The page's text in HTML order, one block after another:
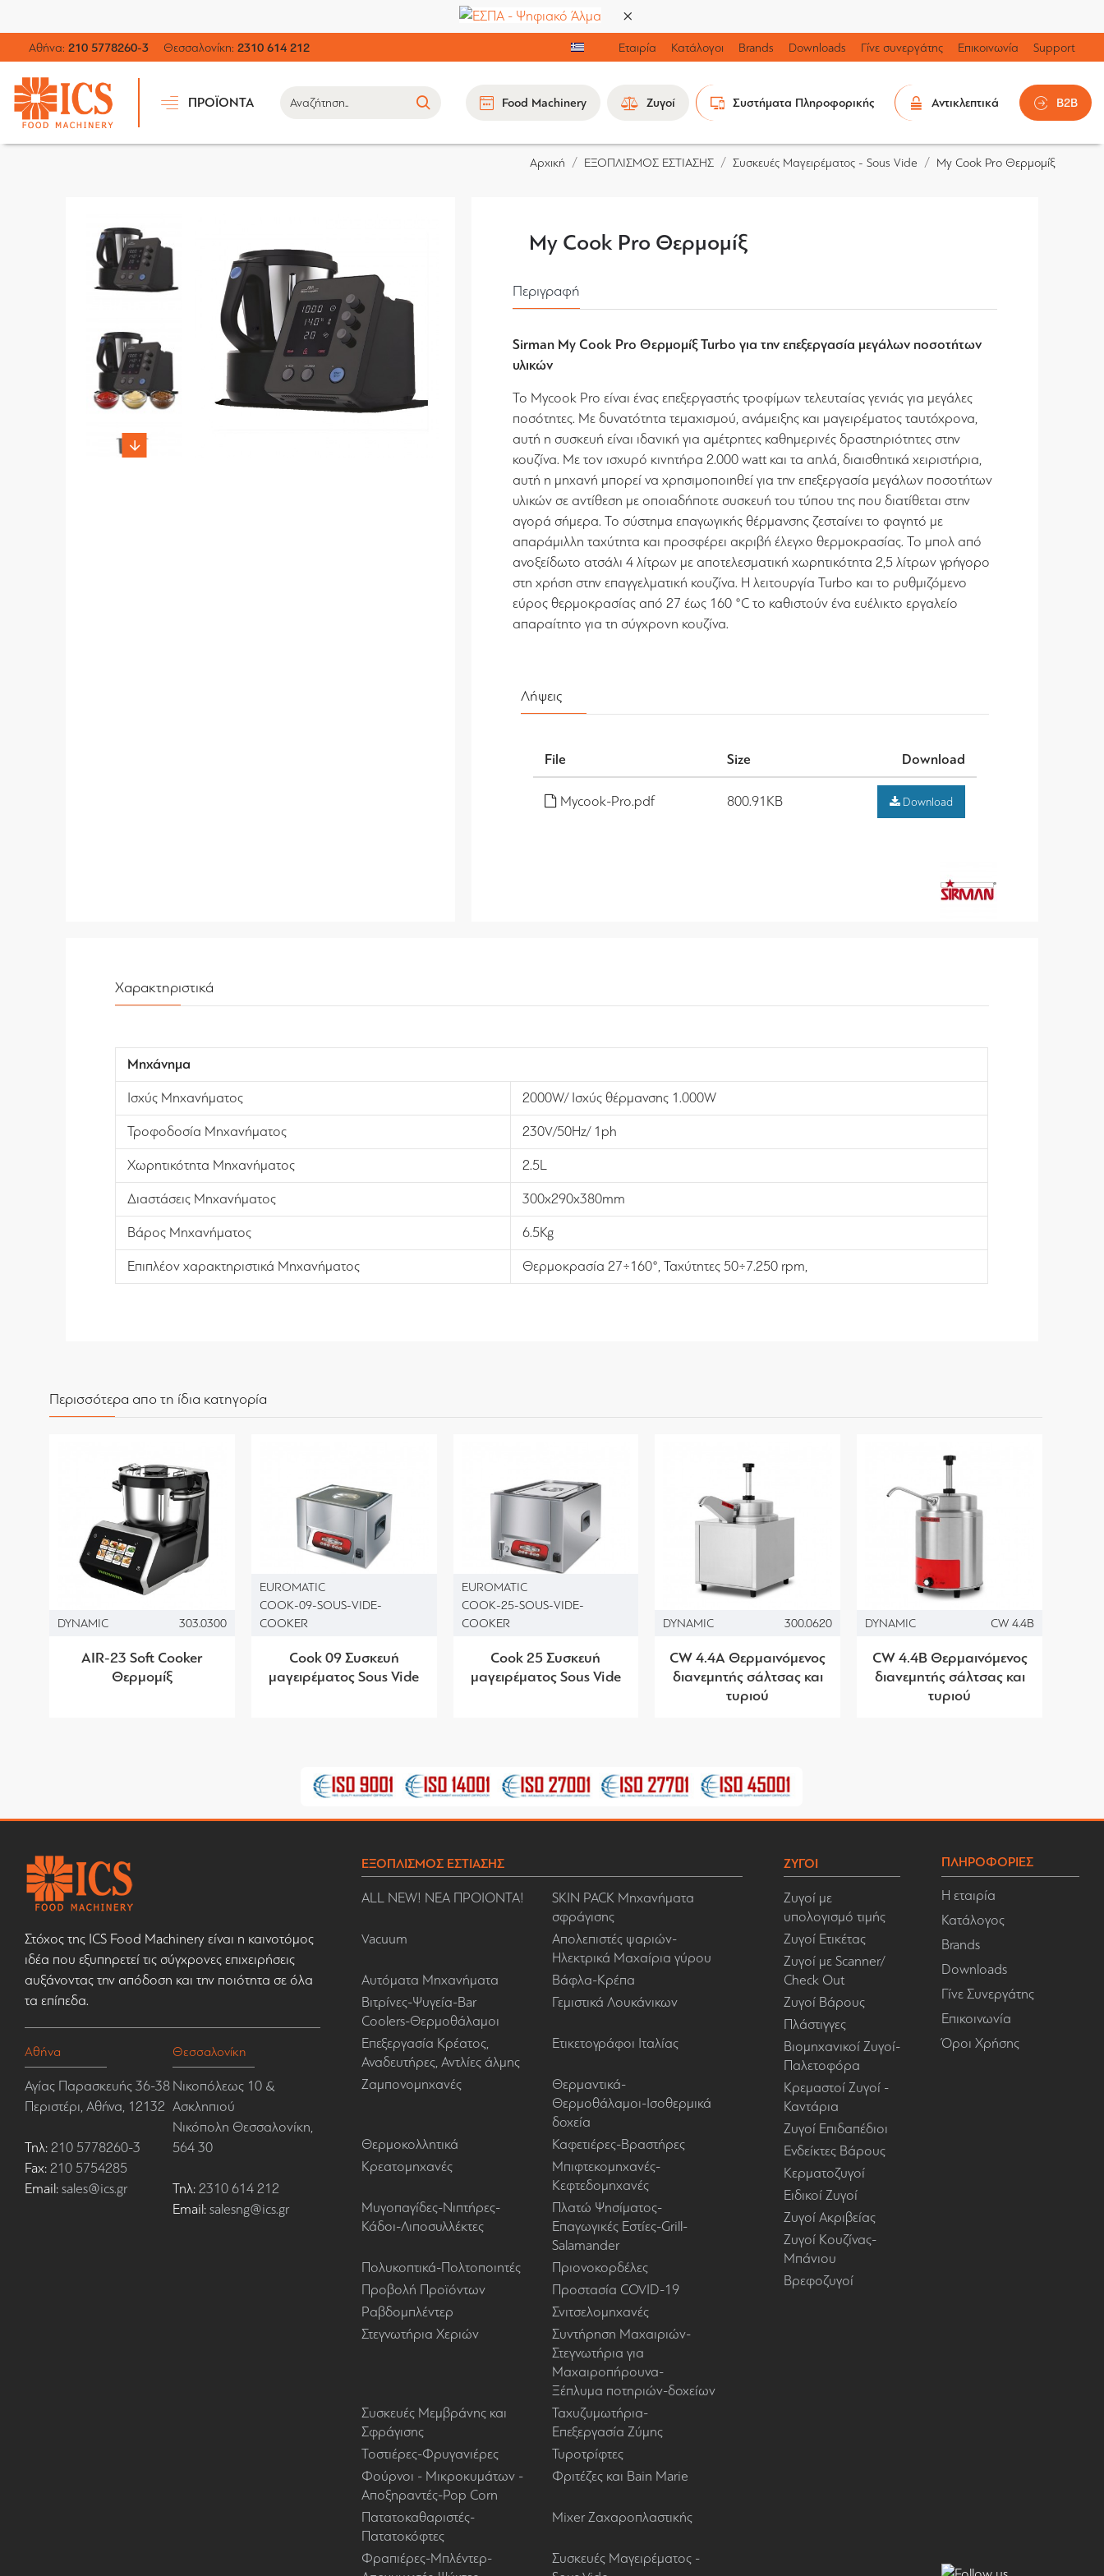
Αθήνα: 210 5778260-3 Θεσσαλονίκη: 2310 614 212 Εταιρία Κατάλογοι Brands Downloads Γίνε συνεργάτης Επικοινωνία Support
ΠΡΟΪΟΝΤΑ Food Machinery Ζυγοί Συστήματα Πληροφορικής Αντικλεπτικά B2B
Αρχική ΕΞΟΠΛΙΣΜΟΣ ΕΣΤΙΑΣΗΣ Συσκευές Μαγειρέματος - Sous Vide My Cook Pro Θερμομίξ
My Cook Pro Θερμομίξ
Περιγραφή
Sirman My Cook Pro Θερμομίξ Turbo για την επεξεργασία μεγάλων ποσοτήτων
υλικών
Το Mycook Pro είναι ένας επεξεργαστής τροφίμων τελευταίας γενιάς για μεγάλες
ποσότητες. Με δυνατότητα τεμαχισμού, ανάμειξης και μαγειρέματος ταυτόχρονα,
αυτή η συσκευή είναι ιδανική για αμέτρητες καθημερινές δραστηριότητες στην
κουζίνα. Με τον ισχυρό κινητήρα 2.000 watt και τα απλά, διαισθητικά χειριστήρια,
αυτή η μηχανή μπορεί να χρησιμοποιηθεί για την επεξεργασία μεγάλων ποσοτήτων
υλικών σε αντίθεση με οποιαδήποτε συσκευή του τύπου της που διατίθεται στην
αγορά σήμερα. Το σύστημα επαγωγικής θέρμανσης ζεσταίνει το φαγητό με
απαράμιλλη ταχύτητα και προσφέρει ακριβή έλεγχο θερμοκρασίας. Το μπολ από
ανοξείδωτο ατσάλι 4 λίτρων με αποτελεσματική χωρητικότητα 2,5 λίτρων γρήγορο
στη χρήση στην επαγγελματική κουζίνα. Η λειτουργία Turbo και το ρυθμιζόμενο
εύρος θερμοκρασίας από 27 έως 160 °C το καθιστούν ένα ευέλικτο εργαλείο
απαραίτητο για τη σύγχρονη κουζίνα.
Λήψεις
File Size Download
Mycook-Pro.pdf 800.91KB Download
Χαρακτηριστικά
Μηχάνημα
Ισχύς Μηχανήματος 2000W/ Ισχύς θέρμανσης 1.000W
Τροφοδοσία Μηχανήματος 230V/50Hz/ 1ph
Χωρητικότητα Μηχανήματος 2.5L
Διαστάσεις Μηχανήματος 300x290x380mm
Βάρος Μηχανήματος 6.5Kg
Επιπλέον χαρακτηριστικά Μηχανήματος Θερμοκρασία 27÷160°, Ταχύτητες 50÷7.250 rpm,
Περισσότερα απο τη ίδια κατηγορία
DYNAMIC 303.0300
AIR-23 Soft Cooker
Θερμομίξ
EUROMATIC
COOK-09-SOUS-VIDE-
COOKER
Cook 09 Συσκευή
μαγειρέματος Sous Vide
EUROMATIC
COOK-25-SOUS-VIDE-
COOKER
Cook 25 Συσκευή
μαγειρέματος Sous Vide
DYNAMIC 300.0620
CW 4.4A Θερμαινόμενος
διανεμητής σάλτσας και
τυριού
DYNAMIC CW 4.4B
CW 4.4B Θερμαινόμενος
διανεμητής σάλτσας και
τυριού
Στόχος της ICS Food Machinery είναι η καινοτόμος
ιδέα που εξυπηρετεί τις σύγχρονες επιχειρήσεις
αυξάνοντας την απόδοση και την ποιότητα σε όλα
τα επίπεδα.
Αθήνα
Αγίας Παρασκευής 36-38
Περιστέρι, Αθήνα, 12132
Τηλ: 210 5778260-3
Fax: 210 5754285
Email: sales@ics.gr
Θεσσαλονίκη
Νικοπόλεως 10 &
Ασκληπιού
Νικόπολη Θεσσαλονίκη,
564 30
Τηλ: 2310 614 212
Email: salesng@ics.gr
ΕΞΟΠΛΙΣΜΟΣ ΕΣΤΙΑΣΗΣ
ALL NEW! ΝΕΑ ΠΡΟΙΟΝΤΑ!
SKIN PACK Μηχανήματα
σφράγισης
Vacuum
Απολεπιστές ψαριών-
Ηλεκτρικά Μαχαίρια γύρου
Αυτόματα Μηχανήματα
Βάφλα-Κρέπα
Βιτρίνες-Ψυγεία-Bar
Coolers-Θερμοθάλαμοι
Γεμιστικά Λουκάνικων
Επεξεργασία Κρέατος,
Αναδευτήρες, Αντλίες άλμης
Ετικετογράφοι Ιταλίας
Ζαμπονομηχανές
Θερμαντικά-
Θερμοθάλαμοι-Ισοθερμικά
δοχεία
Θερμοκολλητικά
Καφετιέρες-Βραστήρες
Κρεατομηχανές
Μπιφτεκομηχανές-
Κεφτεδομηχανές
Μυγοπαγίδες-Νιπτήρες-
Κάδοι-Λιποσυλλέκτες
Πλατώ Ψησίματος-
Επαγωγικές Εστίες-Grill-
Salamander
Πολυκοπτικά-Πολτοποιητές
Πριονοκορδέλες
Προβολή Προϊόντων
Προστασία COVID-19
Ραβδομπλέντερ
Σνιτσελομηχανές
Στεγνωτήρια Χεριών
Συντήρηση Μαχαιριών-
Στεγνωτήρια για
Μαχαιροπήρουνα-
Ξέπλυμα ποτηριών-δοχείων
Συσκευές Μεμβράνης και
Σφράγισης
Ταχυζυμωτήρια-
Επεξεργασία Ζύμης
Τοστιέρες-Φρυγανιέρες
Τυροτρίφτες
Φούρνοι - Μικροκυμάτων -
Αποξηραντές-Pop Corn
Φριτέζες και Bain Marie
Πατατοκαθαριστές-
Πατατοκόφτες
Mixer Ζαχαροπλαστικής
Φραπιέρες-Μπλέντερ-
Συσκευές Μαγειρέματος -
ΖΥΓΟΙ
Ζυγοί με
υπολογισμό τιμής
Ζυγοί Ετικέτας
Ζυγοί με Scanner/
Check Out
Ζυγοί Βάρους
Πλάστιγγες
Βιομηχανικοί Ζυγοί-
Παλετοφόρα
Κρεμαστοί Ζυγοί -
Καντάρια
Ζυγοί Επιδαπέδιοι
Ενδείκτες Βάρους
Κερματοζυγοί
Ειδικοί Ζυγοί
Ζυγοί Ακριβείας
Ζυγοί Κουζίνας-
Μπάνιου
Βρεφοζυγοί
ΠΛΗΡΟΦΟΡΙΕΣ
Η εταιρία
Κατάλογος
Brands
Downloads
Γίνε Συνεργάτης
Επικοινωνία
Όροι Χρήσης